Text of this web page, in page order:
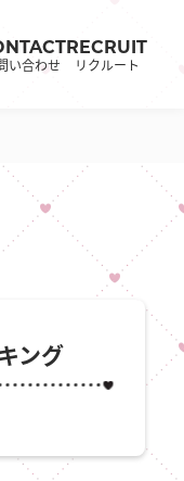
い合わせ
RECRUIT
リクルート
ング